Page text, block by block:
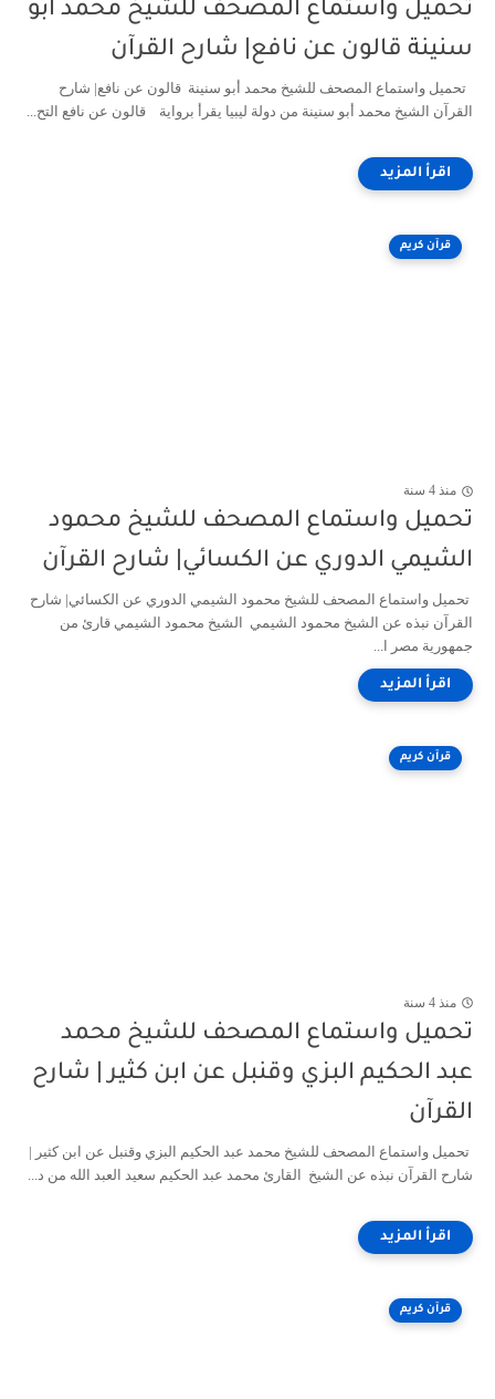
تحميل واستماع المصحف للشيخ محمد أبو
سنينة قالون عن نافع| شارح القرآن
تحميل واستماع المصحف للشيخ محمد أبو سنينة قالون عن نافع| شارح
القرآن الشيخ محمد أبو سنينة من دولة ليبيا يقرأ برواية قالون عن نافع التح...
قرآن كريم
منذ 4 سنة
تحميل واستماع المصحف للشيخ محمود
الشيمي الدوري عن الكسائي| شارح القرآن
تحميل واستماع المصحف للشيخ محمود الشيمي الدوري عن الكسائي| شارح
القرآن نبذه عن الشيخ محمود الشيمي الشيخ محمود الشيمي قارئ من
جمهورية مصر ا...
قرآن كريم
منذ 4 سنة
تحميل واستماع المصحف للشيخ محمد
عبد الحكيم البزي وقنبل عن ابن كثير | شارح
القرآن
تحميل واستماع المصحف للشيخ محمد عبد الحكيم البزي وقنبل عن ابن كثير |
شارح القرآن نبذه عن الشيخ القارئ محمد عبد الحكيم سعيد العبد الله من د...
قرآن كريم